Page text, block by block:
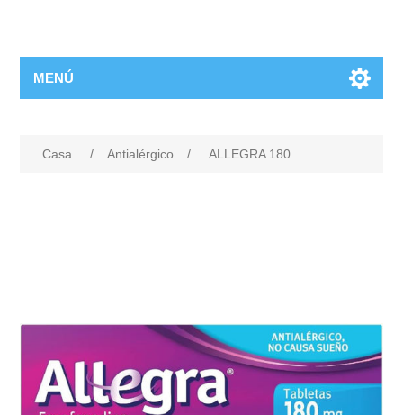
MENÚ
Casa / Antialérgico / ALLEGRA 180